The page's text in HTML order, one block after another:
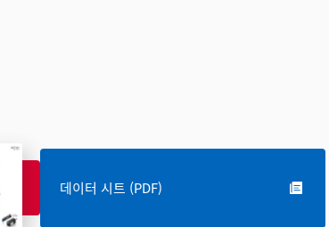
데이터 시트 (PDF)